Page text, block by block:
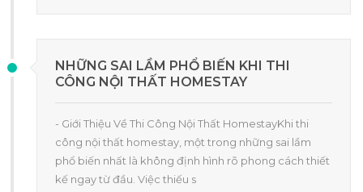
NHỮNG SAI LẦM PHỔ BIẾN KHI THI
CÔNG NỘI THẤT HOMESTAY
- Giới Thiệu Về Thi Công Nội Thất HomestayKhi thi
công nội thất homestay, một trong những sai lầm
phổ biến nhất là không định hình rõ phong cách thiết
kế ngay từ đầu. Việc thiếu s